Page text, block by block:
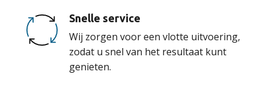
Snelle service
Wij zorgen voor een vlotte uitvoering,
zodat u snel van het resultaat kunt
genieten.